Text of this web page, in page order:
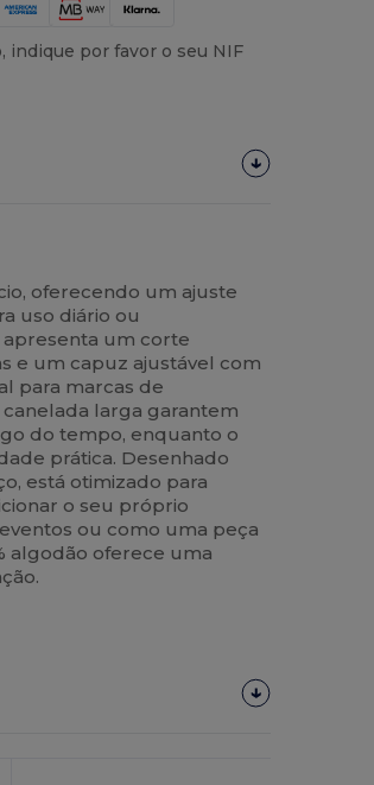
indique por favor o seu NIF
oferecendo um ajuste
uso diário ou
apresenta um corte
e um capuz ajustável com
para marcas de
larga garantem
do tempo, enquanto o
prática. Desenhado
está otimizado para
o seu próprio
ou como uma peça
algodão oferece uma